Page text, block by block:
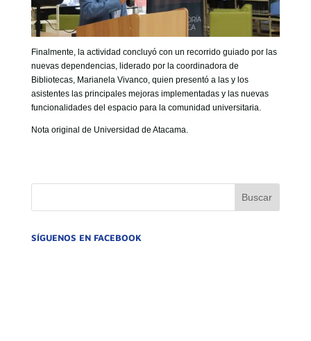
Finalmente, la actividad concluyó con un recorrido guiado por las
nuevas dependencias, liderado por la coordinadora de
Bibliotecas, Marianela Vivanco, quien presentó a las y los
asistentes las principales mejoras implementadas y las nuevas
funcionalidades del espacio para la comunidad universitaria.
Nota original de Universidad de Atacama.
SÍGUENOS EN FACEBOOK